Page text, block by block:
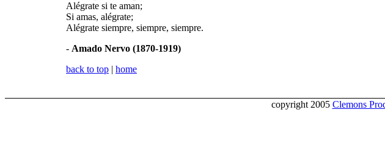
Alégrate si te aman;
Si amas, alégrate;
Alégrate siempre, siempre, siempre.
- Amado Nervo (1870-1919)
back to top | home
copyright 2005 Clemons